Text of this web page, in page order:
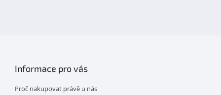
Informace pro vás
Proč nakupovat právě u nás